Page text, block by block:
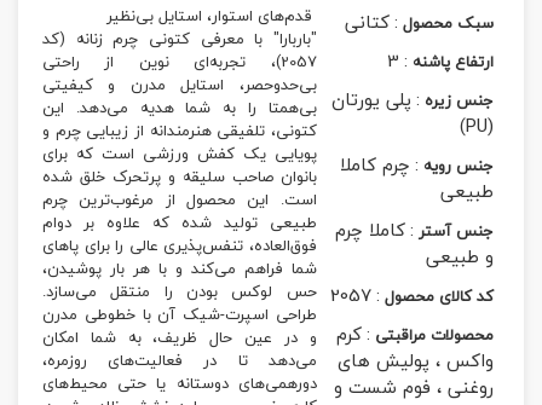
سبک محصول :کتانی
ارتفاع پاشنه :
3
جنس زیره :پلی یورتان
(PU)
جنس رویه :چرم کاملا
طبیعی
جنس آستر :کاملا چرم
و طبیعی
کد کالای محصول :
2057
محصولات مراقبتی :کرم
واکس ، پولیش های
روغنی ، فوم شست و
قدم‌های استوار، استایل بی‌نظیر
"باربارا" با معرفی کتونی چرم زنانه (کد
2057)، تجربه‌ای نوین از راحتی
بی‌حدوحصر، استایل مدرن و کیفیتی
بی‌همتا را به شما هدیه می‌دهد. این
کتونی، تلفیقی هنرمندانه از زیبایی چرم و
پویایی یک کفش ورزشی است که برای
بانوان صاحب سلیقه و پرتحرک خلق شده
است. این محصول از مرغوب‌ترین چرم
طبیعی تولید شده که علاوه بر دوام
فوق‌العاده، تنفس‌پذیری عالی را برای پاهای
شما فراهم می‌کند و با هر بار پوشیدن،
حس لوکس بودن را منتقل می‌سازد.
طراحی اسپرت-شیک آن با خطوطی مدرن
و در عین حال ظریف، به شما امکان
می‌دهد تا در فعالیت‌های روزمره،
دورهمی‌های دوستانه یا حتی محیط‌های